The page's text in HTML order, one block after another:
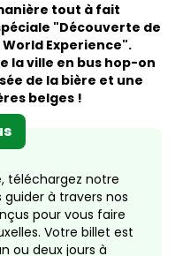
tout à fait
"Découverte de
Experience".
la ville en bus hop-on
de la bière et une
belges !
téléchargez notre
à travers nos
pour vous faire
Votre billet est
ou deux jours à